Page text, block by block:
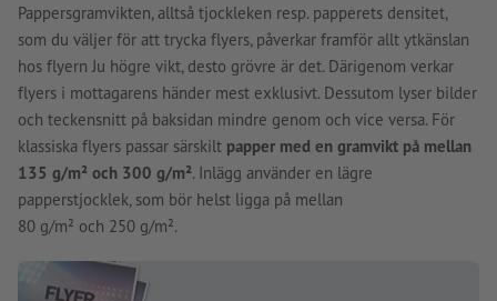
Pappersgramvikten, alltså tjockleken resp. papperets densitet,
som du väljer för att trycka flyers, påverkar framför allt ytkänslan
hos flyern Ju högre vikt, desto grövre är det. Därigenom verkar
flyers i mottagarens händer mest exklusivt. Dessutom lyser bilder
och teckensnitt på baksidan mindre genom och vice versa. För
klassiska flyers passar särskilt papper med en gramvikt på mellan
135 g/m² och 300 g/m². Inlägg använder en lägre
papperstjocklek, som bör helst ligga på mellan
80 g/m² och 250 g/m².